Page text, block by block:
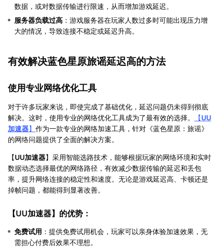
数据，或对数据传输进行限速，从而增加游戏延迟。
服务器负载过高 ：游戏服务器在玩家人数过多时可能出现压力增
大的情况，导致连接不稳定或延迟升高。
有效解决蓝色星原旅谣延迟高的方法
使用专业网络优化工具
对于许多玩家来说，即使完成了基础优化，延迟问题仍未得到彻底
解决。这时，使用专业的网络优化工具成为了最有效的选择。
【UU
加速器】 作为一款专业的网络加速工具，针对《蓝色星原：旅谣》
的网络问题提供了全面的解决方案。
【UU加速器】采用智能选路技术，能够根据玩家的网络环境和实时
数据动态选择最优的网络路径，有效减少数据传输的延迟和丢包
率，提升网络连接的稳定性和速度。无论是游戏延迟高、卡顿还是
掉帧问题，都能得到显著改善。
【UU加速器】的优势：
免费试用 ：提供免费试用机会，玩家可以亲身体验加速效果，无
需担心付费后效果不理想。